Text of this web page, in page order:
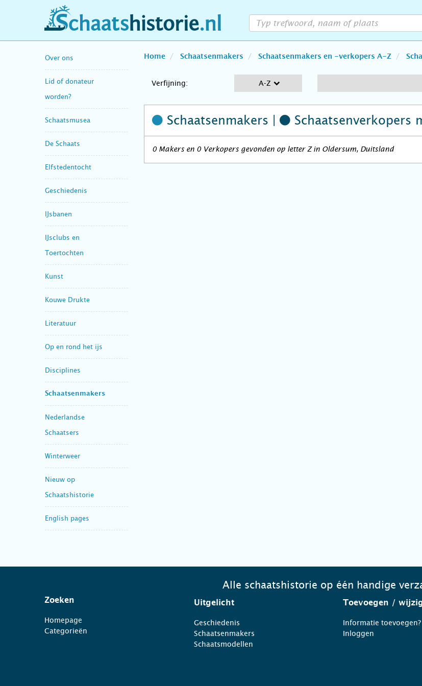
schaatshistorie.nl
Over ons
Lid of donateur
worden?
Schaatsmusea
De Schaats
Elfstedentocht
Geschiedenis
IJsbanen
IJsclubs en
Toertochten
Kunst
Kouwe Drukte
Literatuur
Op en rond het ijs
Disciplines
Schaatsenmakers
Nederlandse
Schaatsers
Winterweer
Nieuw op
Schaatshistorie
English pages
Home Schaatsenmakers Schaatsenmakers en -verkopers A-Z
Verfijning: A-Z
Schaatsenmakers | Schaatsenverkopers
0 Makers en 0 Verkopers gevonden op letter Z in Oldersum, Duitsland
Alle schaatshistorie op één handige
Zoeken
Homepage
Categorieën
Uitgelicht
Geschiedenis
Schaatsenmakers
Schaatsmodellen
Toevoegen /
Informatie toevoegen?
Inloggen